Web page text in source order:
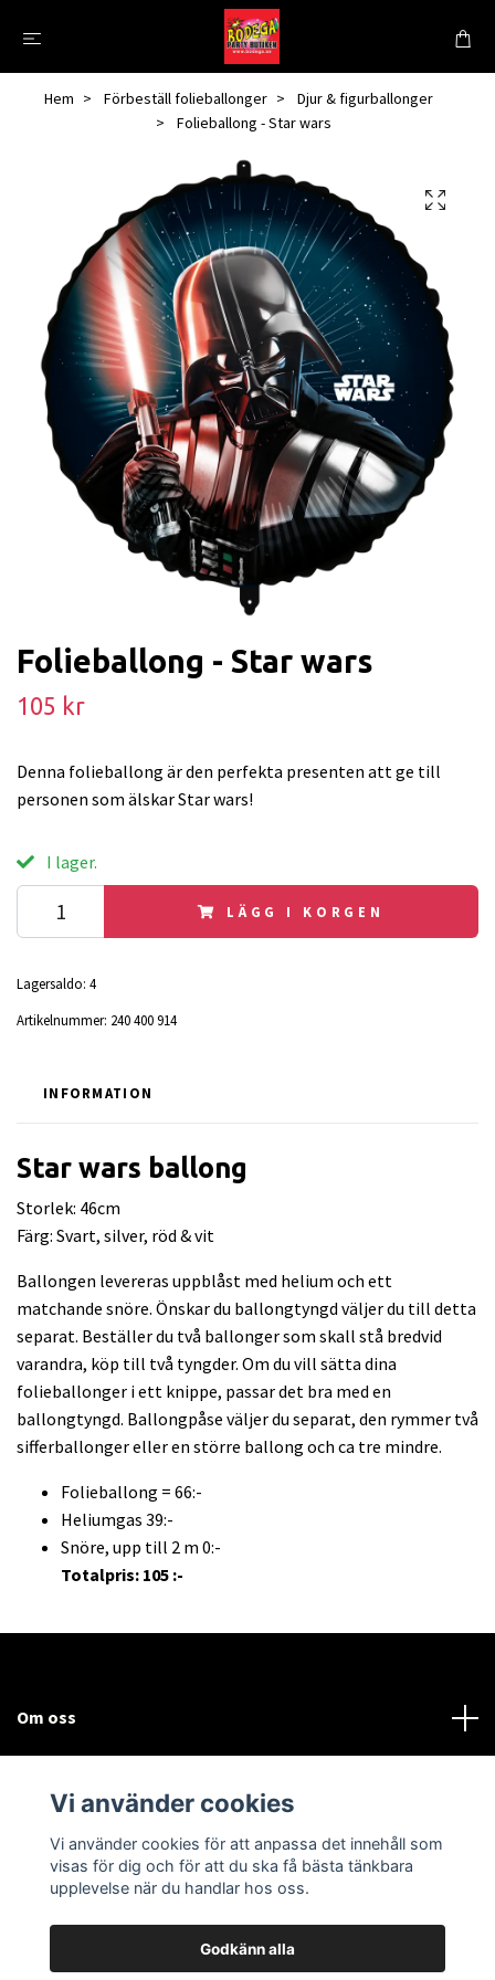
Hem Förbeställ folieballonger
Djur & figurballonger
Folieballong - Star wars
Folieballong - Star wars
105 kr
Denna folieballong är den perfekta presenten att ge till
personen som älskar Star wars!
I lager.
LÄGG I KORGEN
Lagersaldo: 4
Artikelnummer: 240 400 914
INFORMATION
Star wars ballong
Storlek: 46cm
Färg: Svart, silver, röd & vit
Ballongen levereras uppblåst med helium och ett
matchande snöre. Önskar du ballongtyngd väljer du till detta
separat. Beställer du två ballonger som skall stå bredvid
varandra, köp till två tyngder. Om du vill sätta dina
folieballonger i ett knippe, passar det bra med en
ballongtyngd. Ballongpåse väljer du separat, den rymmer två
sifferballonger eller en större ballong och ca tre mindre.
Folieballong = 66:-
Heliumgas 39:-
Snöre, upp till 2 m 0:-
Totalpris: 105 :-
Om oss
Sociala medier
Vi använder cookies
Vi använder cookies för att anpassa det innehåll som
visas för dig och för att du ska få bästa tänkbara
upplevelse när du handlar hos oss.
Godkänn alla